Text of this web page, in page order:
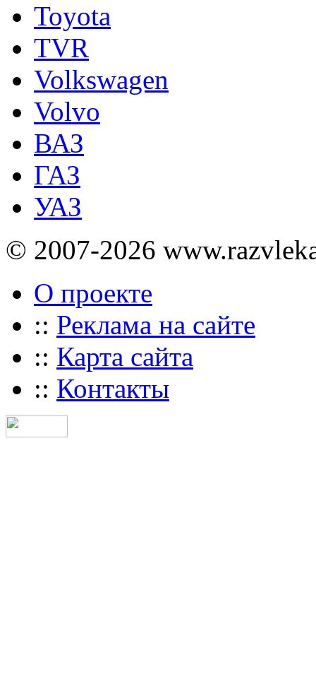
Toyota
TVR
Volkswagen
Volvo
ВАЗ
ГАЗ
УАЗ
© 2007-2026
О проекте
:: Реклама на сайте
:: Карта сайта
:: Контакты